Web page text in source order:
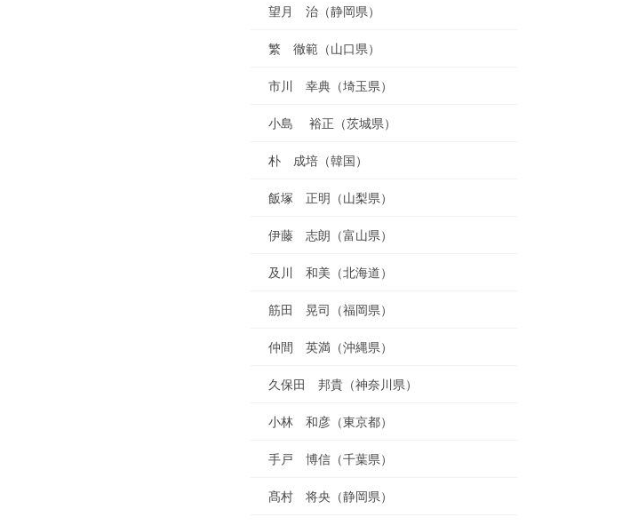
望月 治（静岡県）
繁 徹範（山口県）
市川 幸典（埼玉県）
小島 裕正（茨城県）
朴 成培（韓国）
飯塚 正明（山梨県）
伊藤 志朗（富山県）
及川 和美（北海道）
筋田 晃司（福岡県）
仲間 英満（沖縄県）
久保田 邦貴（神奈川県）
小林 和彦（東京都）
手戸 博信（千葉県）
髙村 将央（静岡県）